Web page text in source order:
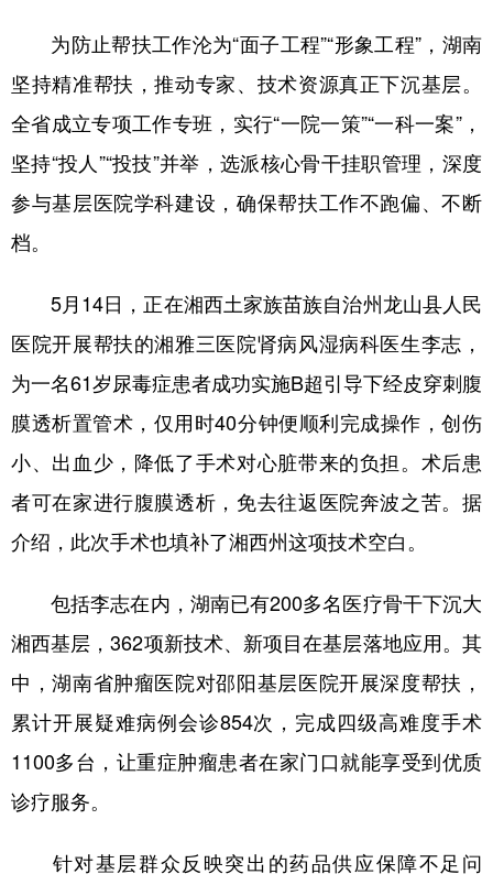
为防止帮扶工作沦为“面子工程”“形象工程”，湖南
坚持精准帮扶，推动专家、技术资源真正下沉基层。
全省成立专项工作专班，实行“一院一策”“一科一案”，
坚持“投人”“投技”并举，选派核心骨干挂职管理，深度
参与基层医院学科建设，确保帮扶工作不跑偏、不断
档。
5月14日，正在湘西土家族苗族自治州龙山县人民
医院开展帮扶的湘雅三医院肾病风湿病科医生李志，
为一名61岁尿毒症患者成功实施B超引导下经皮穿刺腹
膜透析置管术，仅用时40分钟便顺利完成操作，创伤
小、出血少，降低了手术对心脏带来的负担。术后患
者可在家进行腹膜透析，免去往返医院奔波之苦。据
介绍，此次手术也填补了湘西州这项技术空白。
包括李志在内，湖南已有200多名医疗骨干下沉大
湘西基层，362项新技术、新项目在基层落地应用。其
中，湖南省肿瘤医院对邵阳基层医院开展深度帮扶，
累计开展疑难病例会诊854次，完成四级高难度手术
1100多台，让重症肿瘤患者在家门口就能享受到优质
诊疗服务。
针对基层群众反映突出的药品供应保障不足问